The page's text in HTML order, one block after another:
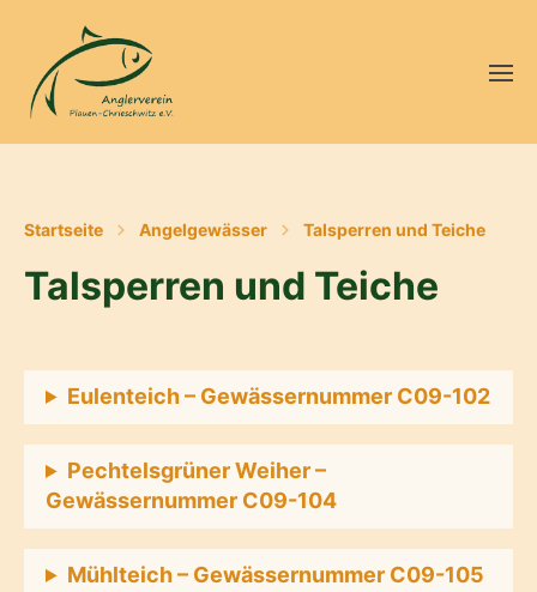
Startseite Angelgewässer Talsperren und Teiche
Talsperren und Teiche
Eulenteich – Gewässernummer C09-102
Pechtelsgrüner Weiher –
Gewässernummer C09-104
Mühlteich – Gewässernummer C09-105